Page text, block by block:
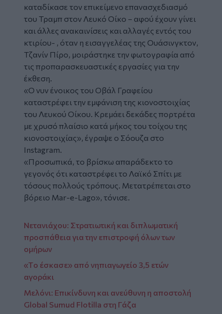
καταδίκασε τον επικείμενο επανασχεδιασμό
του Τραμπ στον Λευκό Οίκο – αφού έχουν γίνει
και άλλες ανακαινίσεις και αλλαγές εντός του
κτιρίου- , όταν η εισαγγελέας της Ουάσινγκτον,
Τζανίν Πίρο, μοιράστηκε την φωτογραφία από
τις προπαρασκευαστικές εργασίες για την
έκθεση.
«Ο νυν ένοικος του Οβάλ Γραφείου
καταστρέφει την εμφάνιση της κιονοστοιχίας
του Λευκού Οίκου. Κρεμάει δεκάδες πορτρέτα
με χρυσό πλαίσιο κατά μήκος του τοίχου της
κιονοστοιχίας», έγραψε ο Σόουζα στο
Instagram.
«Προσωπικά, το βρίσκω απαράδεκτο το
γεγονός ότι καταστρέφει το Λαϊκό Σπίτι με
τόσους πολλούς τρόπους. Μετατρέπεται στο
βόρειο Mar-e-Lago», τόνισε.
Νετανιάχου: Στρατιωτική και διπλωματική
προσπάθεια για την επιστροφή όλων των
ομήρων
«Tο έσκασε» από νηπιαγωγείο 3,5 ετών
αγοράκι
Μελόνι: Επικίνδυνη και ανεύθυνη η αποστολή
Global Sumud Flotilla στη Γάζα